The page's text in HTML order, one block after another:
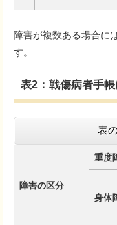
障害が複数ある場合に
す。
表2：戦傷病者手
表
障害の区分
重度
身体